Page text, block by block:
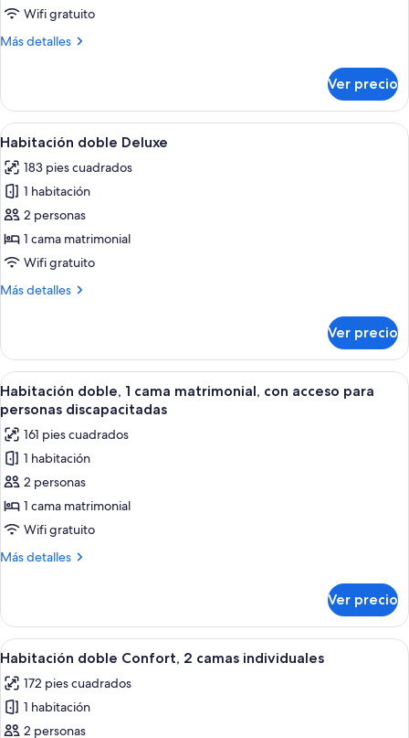
Wifi gratuito
Más detalles
Más
Ver precio
Abrir
todas
las
fotos
de
Habitación
doble
Ropa de cama de alta calidad,
6
Habitación doble Deluxe
183 pies cuadrados
1 habitación
2 personas
1 cama matrimonial
Wifi gratuito
Más detalles
Más
doble
Deluxe
Ver precio
Abrir
todas
las
fotos
de
Habitación
doble,
1
cama
acceso
para
personas
discapacitadas
Ropa de cama de alta calidad,
3
Habitación doble, 1 cama matrimonial, con acceso para
personas discapacitadas
161 pies cuadrados
1 habitación
2 personas
1 cama matrimonial
Wifi gratuito
Más detalles
Más
doble,
cama
con
acceso
para
Ver precio
Abrir
todas
las
fotos
de
Habitación doble Confort, 2 camas
4
Habitación doble Confort, 2 camas individuales
172 pies cuadrados
1 habitación
2 personas